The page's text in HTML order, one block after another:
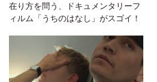
在り方を問う、ドキュメンタリーフ
ィルム「うちのはなし」がスゴイ！